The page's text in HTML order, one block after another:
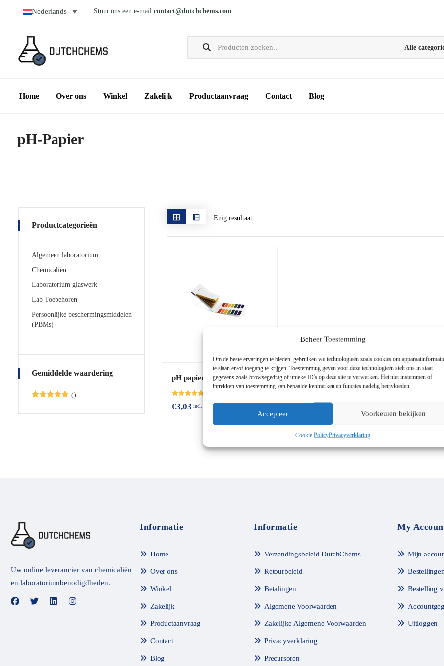
Beheer Toestemming
Om de beste ervaringen te bieden, gebruiken we technologieën zoals cookies om
te slaan en/of toegang te krijgen. Toestemming geven voor deze technologieën stelt ons in staat
gegevens zoals browsegedrag of unieke ID's op deze site te verwerken. Het niet instemmen of
intrekken van toestemming kan bepaalde kenmerken en functies nadelig beïnvloeden.
Accepteer Voorkeuren bekijken
Cookie PolicyPrivacyverklaring
Nederlands Stuur ons een e-mail contact@dutchchems.com
Home Over ons Winkel Zakelijk Productaanvraag Contact Blog
pH-Papier
Productcategorieën
Algemeen laboratorium
Chemicaliën
Laboratorium glaswerk
Lab Toebehoren
Persoonlijke beschermingsmiddelen
(PBMs)
Gemiddelde waardering
met5van
()
Enig resultaat
pH papier
met
€3,03 incl. BTW
Uw online leverancier van chemicaliën
en laboratoriumbenodigdheden.
Informatie
Home
Over ons
Winkel
Zakelijk
Productaanvraag
Contact
Blog
Informatie
Verzendingsbeleid DutchChems
Retourbeleid
Betalingen
Algemene Voorwaarden
Zakelijke Algemene Voorwaarden
Privacyverklaring
Precursoren
My
Mijn
Bestelling
Uitloggen